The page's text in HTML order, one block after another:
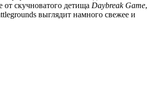
от скучноватого детища Daybreak Game,
выглядит намного свежее и